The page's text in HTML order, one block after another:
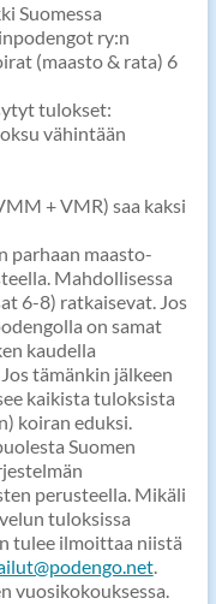
Suomessa
ry:n
(maasto & rata) 6
tulokset:
vähintään
+ VMR) saa kaksi
parhaan maasto-
Mahdollisessa
6-8) ratkaisevat. Jos
on samat
kaudella
tämänkin jälkeen
kaikista tuloksista
koiran eduksi.
Suomen
perusteella. Mikäli
tuloksissa
tulee ilmoittaa niistä
.
vuosikokouksessa.